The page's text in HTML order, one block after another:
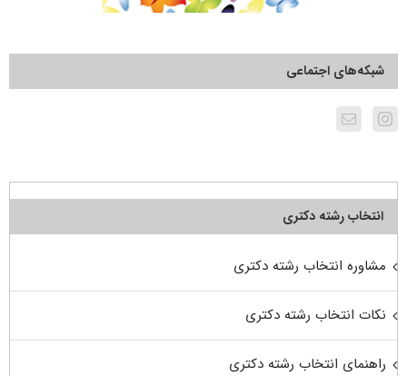
شبکه‌های اجتماعی
انتخاب رشته دکتری
مشاوره انتخاب رشته دکتری
نکات انتخاب رشته دکتری
راهنمای انتخاب رشته دکتری